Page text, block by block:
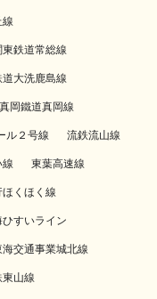
線
東鉄道常総線
大洗鹿島線
真岡鐵道真岡線
ル２号線 流鉄流山線
線 東葉高速線
くほく線
ひすいライン
海交通事業城北線
山線